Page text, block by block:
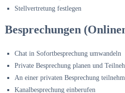
Stellvertretung festlegen
Besprechungen
Chat in Sofortbesprechung umwandeln
Private Besprechung planen und
An einer privaten Besprechung
Kanalbesprechung einberufen